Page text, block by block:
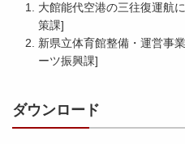
大館能代空港の三往復運航
策課]
新県立体育館整備・運営事
ーツ振興課]
ダウンロード